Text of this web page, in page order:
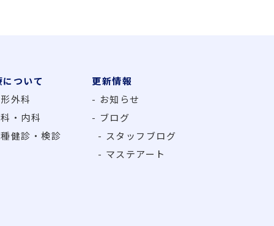
について
外科
・内科
健診・検診
更新情報
お知らせ
ブログ
スタッフブログ
マステアート